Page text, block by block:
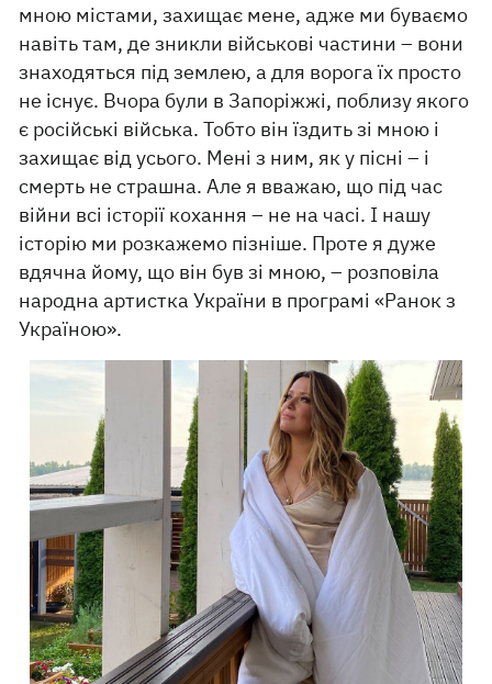
мною містами, захищає мене, адже ми буваємо
навіть там, де зникли військові частини – вони
знаходяться під землею, а для ворога їх просто
не існує. Вчора були в Запоріжжі, поблизу якого
є російські війська. Тобто він їздить зі мною і
захищає від усього. Мені з ним, як у пісні – і
смерть не страшна. Але я вважаю, що під час
війни всі історії кохання – не на часі. І нашу
історію ми розкажемо пізніше. Проте я дуже
вдячна йому, що він був зі мною, – розповіла
народна артистка України в програмі «Ранок з
Україною».